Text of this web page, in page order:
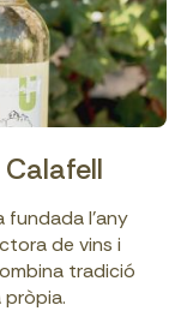
l’any
de vins i
tradició